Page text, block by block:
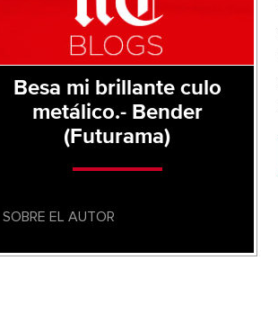
Besa mi brillante culo
metálico.- Bender
(Futurama)
SOBRE EL AUTOR